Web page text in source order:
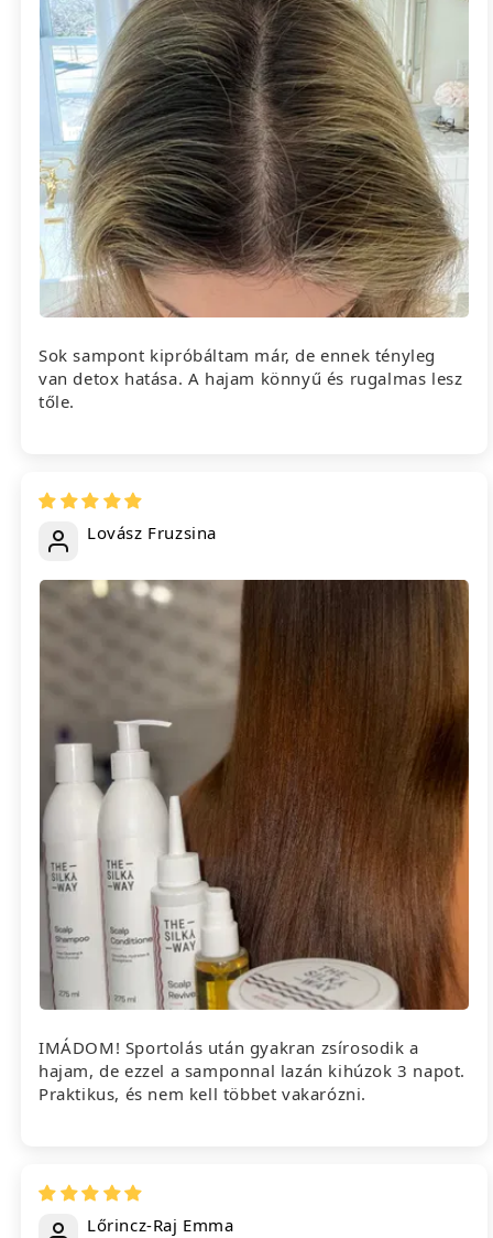
Sok sampont kipróbáltam már, de ennek tényleg
van detox hatása. A hajam könnyű és rugalmas lesz
tőle.
Lovász Fruzsina
IMÁDOM! Sportolás után gyakran zsírosodik a
hajam, de ezzel a samponnal lazán kihúzok 3 napot.
Praktikus, és nem kell többet vakarózni.
Lőrincz-Raj Emma